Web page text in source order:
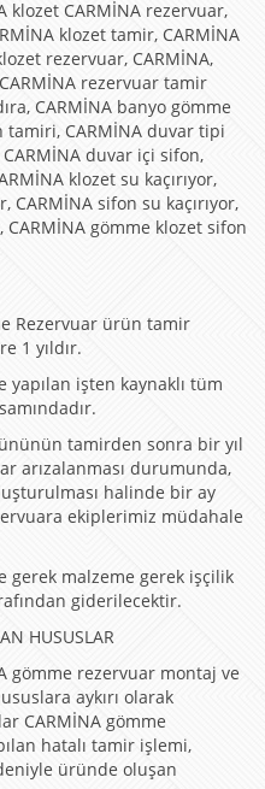
klozet CARMİNA rezervuar,
klozet tamir, CARMİNA
rezervuar, CARMİNA,
rezervuar tamir
CARMİNA banyo gömme
tamiri, CARMİNA duvar tipi
duvar içi sifon,
klozet su kaçırıyor,
sifon su kaçırıyor,
gömme klozet sifon
Rezervuar ürün tamir
1 yıldır.
yapılan işten kaynaklı tüm
tamirden sonra bir yıl
arızalanması durumunda,
halinde bir ay
ekiplerimiz müdahale
malzeme gerek işçilik
giderilecektir.
HUSUSLAR
gömme rezervuar montaj ve
aykırı olarak
CARMİNA gömme
hatalı tamir işlemi,
üründe oluşan